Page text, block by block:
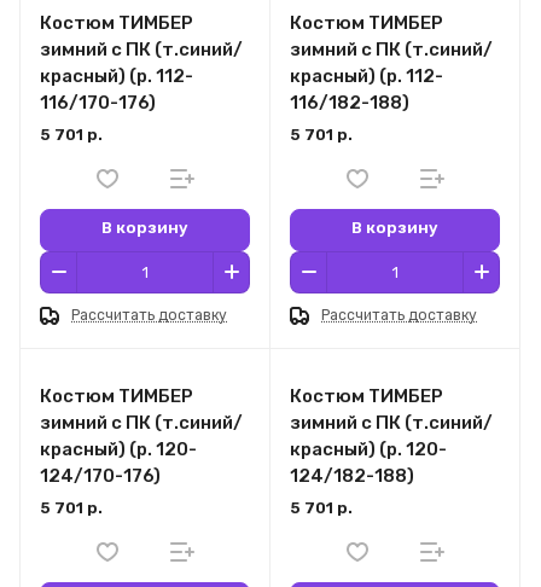
Костюм ТИМБЕР
зимний с ПК (т.синий/
красный) (р. 112-
116/170-176)
5 701 р.
В корзину
Рассчитать доставку
Костюм ТИМБЕР
зимний с ПК (т.синий/
красный) (р. 112-
116/182-188)
5 701 р.
В корзину
Рассчитать доставку
Костюм ТИМБЕР
зимний с ПК (т.синий/
красный) (р. 120-
124/170-176)
5 701 р.
Костюм ТИМБЕР
зимний с ПК (т.синий/
красный) (р. 120-
124/182-188)
5 701 р.